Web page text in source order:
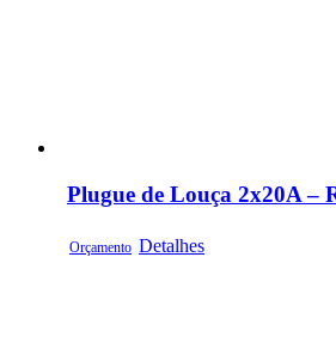
Plugue de Louça 2x20A –
Orçamento Detalhes